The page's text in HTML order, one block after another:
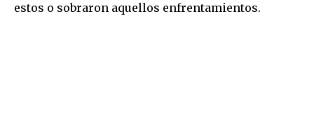
estos o sobraron aquellos enfrentamientos.